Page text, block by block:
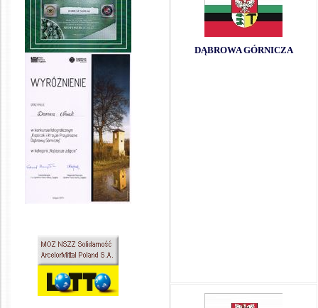
DĄBROWA GÓRNICZA